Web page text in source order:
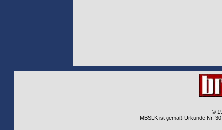
©
MBSLK ist gemäß Urkunde Nr.